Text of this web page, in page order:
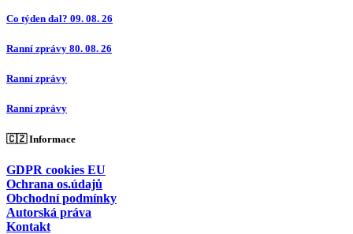
Co týden dal? 09. 08. 26
Ranní zprávy 80. 08. 26
Ranní zprávy
Ranní zprávy
🇨🇿 Informace
GDPR cookies EU
Ochrana os.údajů
Obchodní podmínky
Autorská práva
Kontakt